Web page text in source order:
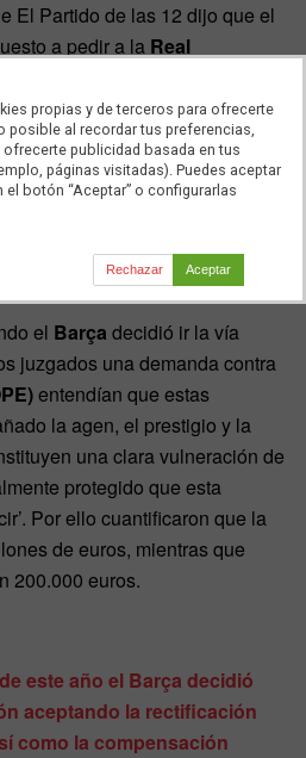
El Partido de las 12 dijo que el
a pedir a la Real
(RFEF)
‘serios’ en laLiga
salieron los nombresFC
como supuestos plicados en
el Real Madrid desmintió la
el Barça decidió ir la vía
juzgados una demanda contra
entendían que estas
la agen, el prestigio y la
una clara vulneración de
protegido que esta
Por ello cuantificaron que la
de euros, mientras que
200.000 euros.
este año el Barça decidió
aceptando la rectificación
como la compensación
propias y de terceros para ofrecerte
posible al recordar tus preferencias,
publicidad basada en tus
páginas visitadas). Puedes aceptar
botón “Aceptar” o configurarlas
Rechazar Aceptar